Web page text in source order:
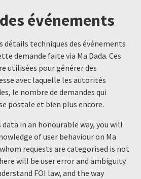
événements
détails techniques des événements
demande faite via Ma Dada. Ces
utilisées pour générer des
avec laquelle les autorités
le nombre de demandes qui
postale et bien plus encore.
data in an honourable way, you will
of user behaviour on Ma
whom requests are categorised is not
will be user error and ambiguity.
FOI law, and the way